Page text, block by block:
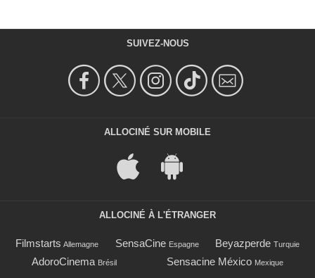
SUIVEZ-NOUS
ALLOCINÉ SUR MOBILE
ALLOCINÉ À L'ÉTRANGER
Filmstarts Allemagne SensaCine Espagne Beyazperde Turquie
AdoroCinema Brésil Sensacine México Mexique